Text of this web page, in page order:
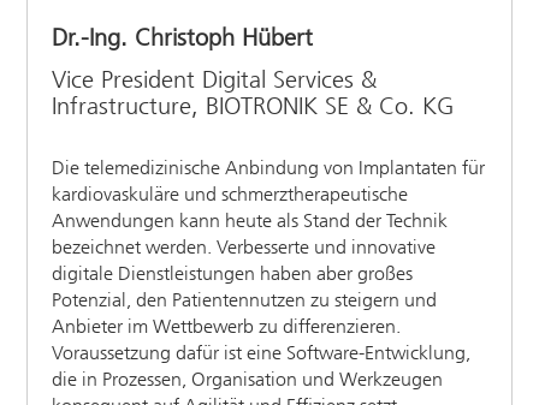
Dr.-Ing. Christoph Hübert
Vice President Digital Services &
Infrastructure, BIOTRONIK SE & Co. KG
Die telemedizinische Anbindung von Implantaten für
kardiovaskuläre und schmerztherapeutische
Anwendungen kann heute als Stand der Technik
bezeichnet werden. Verbesserte und innovative
digitale Dienstleistungen haben aber großes
Potenzial, den Patientennutzen zu steigern und
Anbieter im Wettbewerb zu differenzieren.
Voraussetzung dafür ist eine Software-Entwicklung,
die in Prozessen, Organisation und Werkzeugen